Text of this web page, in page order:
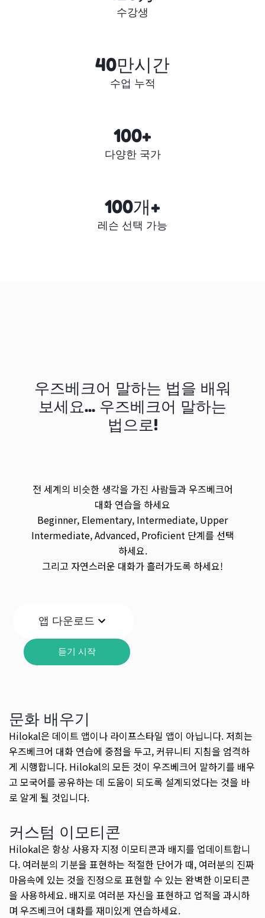
수강생
40만시간
수업 누적
100+
다양한 국가
100개+
레슨 선택 가능
우즈베크어 말하는 법을 배워
보세요... 우즈베크어 말하는
법으로!
전 세계의 비슷한 생각을 가진 사람들과 우즈베크어
대화 연습을 하세요
Beginner, Elementary, Intermediate, Upper
Intermediate, Advanced, Proficient 단계를 선택
하세요.
그리고 자연스러운 대화가 흘러가도록 하세요!
앱 다운로드
듣기 시작
문화 배우기
Hilokal은 데이트 앱이나 라이프스타일 앱이 아닙니다. 저희는
우즈베크어 대화 연습에 중점을 두고, 커뮤니티 지침을 엄격하
게 시행합니다. Hilokal의 모든 것이 우즈베크어 말하기를 배우
고 모국어를 공유하는 데 도움이 되도록 설계되었다는 것을 바
로 알게 될 것입니다.
커스텀 이모티콘
Hilokal은 항상 사용자 지정 이모티콘과 배지를 업데이트합니
다. 여러분의 기분을 표현하는 적절한 단어가 때, 여러분의 진짜
마음속에 있는 것을 진정으로 표현할 수 있는 완벽한 이모티콘
을 사용하세요. 배지로 여러분 자신을 표현하고 업적을 과시하
며 우즈베크어 대화를 재미있게 연습하세요.